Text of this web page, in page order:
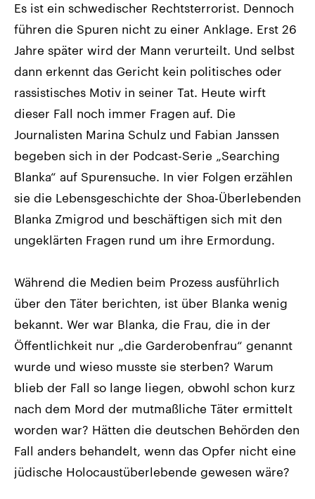
Es ist ein schwedischer Rechtsterrorist. Dennoch
führen die Spuren nicht zu einer Anklage. Erst 26
Jahre später wird der Mann verurteilt. Und selbst
dann erkennt das Gericht kein politisches oder
rassistisches Motiv in seiner Tat. Heute wirft
dieser Fall noch immer Fragen auf. Die
Journalisten Marina Schulz und Fabian Janssen
begeben sich in der Podcast-Serie „Searching
Blanka“ auf Spurensuche. In vier Folgen erzählen
sie die Lebensgeschichte der Shoa-Überlebenden
Blanka Zmigrod und beschäftigen sich mit den
ungeklärten Fragen rund um ihre Ermordung.
Während die Medien beim Prozess ausführlich
über den Täter berichten, ist über Blanka wenig
bekannt. Wer war Blanka, die Frau, die in der
Öffentlichkeit nur „die Garderobenfrau“ genannt
wurde und wieso musste sie sterben? Warum
blieb der Fall so lange liegen, obwohl schon kurz
nach dem Mord der mutmaßliche Täter ermittelt
worden war? Hätten die deutschen Behörden den
Fall anders behandelt, wenn das Opfer nicht eine
jüdische Holocaustüberlebende gewesen wäre?